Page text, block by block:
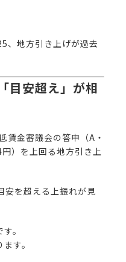
、地方引き上げが過去
目安超え」が相
賃金審議会の答申（A・
）を上回る地方引き上
安を超える上振れが見
。
す。